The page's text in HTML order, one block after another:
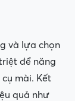
và lựa chọn
để năng
mài. Kết
quả như